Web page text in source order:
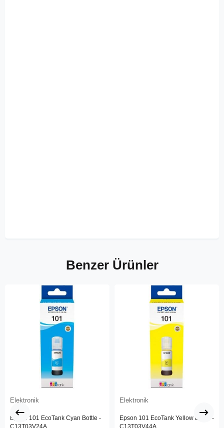
Benzer Ürünler
Elektronik
Epson 101 EcoTank Cyan Bottle -
Elektronik
Epson 101 EcoTank Yellow Bottle -